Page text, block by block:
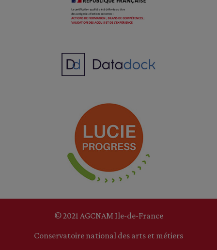
© 2021 AGCNAM Ile-de-France
Conservatoire national des arts et métiers